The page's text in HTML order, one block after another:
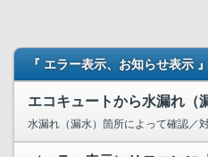
『 エラー表示、お知らせ表示
エコキュートから水漏れ（
水漏れ（漏水）箇所によって確認／